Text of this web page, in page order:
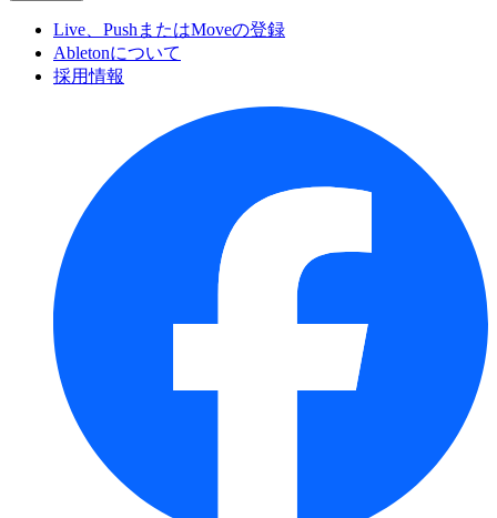
Live、PushまたはMoveの登録
Abletonについて
採用情報